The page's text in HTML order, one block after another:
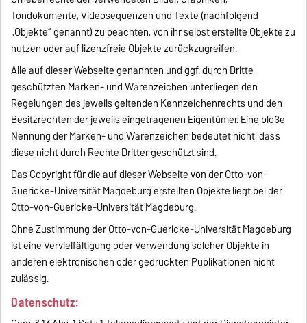
Tondokumente, Videosequenzen und Texte (nachfolgend
„Objekte“ genannt) zu beachten, von ihr selbst erstellte Objekte zu
nutzen oder auf lizenzfreie Objekte zurückzugreifen.
Alle auf dieser Webseite genannten und ggf. durch Dritte
geschützten Marken- und Warenzeichen unterliegen den
Regelungen des jeweils geltenden Kennzeichenrechts und den
Besitzrechten der jeweils eingetragenen Eigentümer. Eine bloße
Nennung der Marken- und Warenzeichen bedeutet nicht, dass
diese nicht durch Rechte Dritter geschützt sind.
Das Copyright für die auf dieser Webseite von der Otto-von-
Guericke-Universität Magdeburg erstellten Objekte liegt bei der
Otto-von-Guericke-Universität Magdeburg.
Ohne Zustimmung der Otto-von-Guericke-Universität Magdeburg
ist eine Vervielfältigung oder Verwendung solcher Objekte in
anderen elektronischen oder gedruckten Publikationen nicht
zulässig.
Datenschutz: